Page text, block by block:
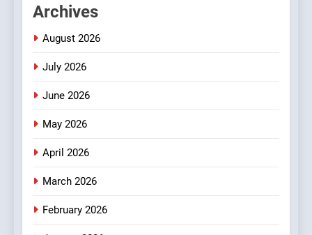
Archives
August 2026
July 2026
June 2026
May 2026
April 2026
March 2026
February 2026